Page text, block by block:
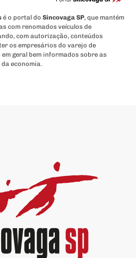
é o portal do Sincovaga SP, que mantém
com renomados veículos de
com autorização, conteúdos
os empresários do varejo de
geral bem informados sobre as
economia.